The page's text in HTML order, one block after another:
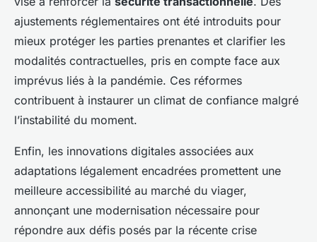
ajustements réglementaires ont été introduits pour
mieux protéger les parties prenantes et clarifier les
modalités contractuelles, pris en compte face aux
imprévus liés à la pandémie. Ces réformes
contribuent à instaurer un climat de confiance malgré
l’instabilité du moment.
Enfin, les innovations digitales associées aux
adaptations légalement encadrées promettent une
meilleure accessibilité au marché du viager,
annonçant une modernisation nécessaire pour
répondre aux défis posés par la récente crise